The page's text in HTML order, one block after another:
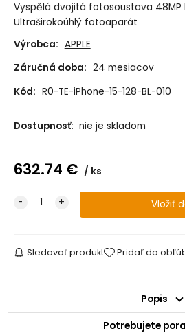
Vyspělá dvojitá fotosoustava
Ultraširokoúhlý fotoaparát
Výrobca: APPLE
Záručná doba: 24 mesiacov
Kód: R0-TE-iPhone-15-128-BL-010
Dostupnosť: nie je skladom
632.74 € ks
Sledovať produkt Pridať do
Popis
Potrebujete